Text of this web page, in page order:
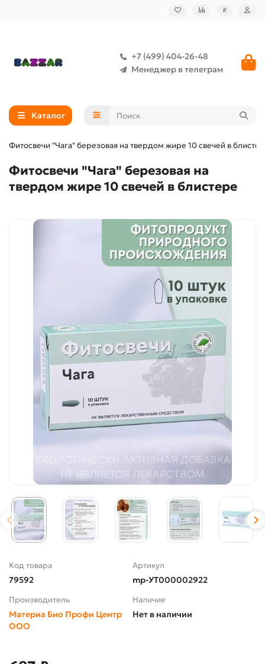
₽
+7 (499) 404-26-48
Менеджер в телеграм
Каталог
Фитосвечи "Чага" березовая на твердом жире 10 свечей в
Фитосвечи "Чага" березовая на
твердом жире 10 свечей в блистере
Код товара
79592
Артикул
mp-УТ000002922
Производитель
Материа Био Профи Центр
ООО
Наличие
Нет в наличии